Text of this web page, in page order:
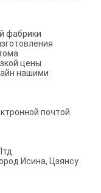
фабрики
цены
нашими
почтой
Исина, Цзянсу